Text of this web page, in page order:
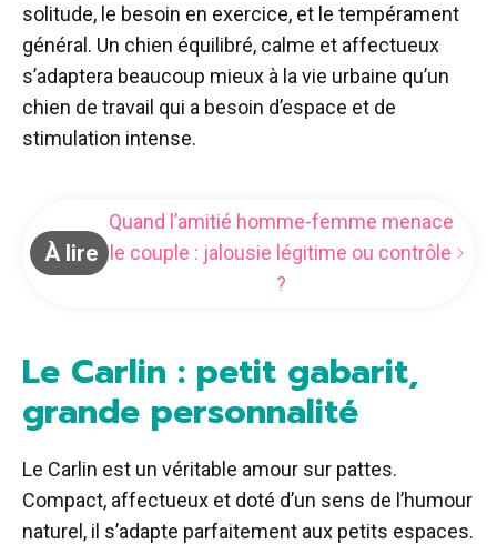
solitude, le besoin en exercice, et le tempérament
général. Un chien équilibré, calme et affectueux
s’adaptera beaucoup mieux à la vie urbaine qu’un
chien de travail qui a besoin d’espace et de
stimulation intense.
À lire
Quand l’amitié homme-femme menace
le couple : jalousie légitime ou contrôle
?
Le Carlin : petit gabarit,
grande personnalité
Le Carlin est un véritable amour sur pattes.
Compact, affectueux et doté d’un sens de l’humour
naturel, il s’adapte parfaitement aux petits espaces.